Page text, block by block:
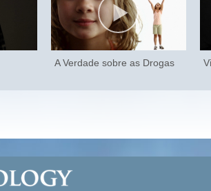
A Verdade sobre as Drogas